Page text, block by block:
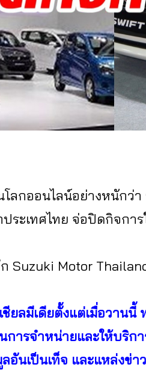
โลกออนไลน์อย่างหนักว่า
ะเทศไทย จ่อปิดกิจกา
Suzuki Motor
ยลมีเดียตั้งแต่เมื่อวาน
ารจำหน่ายและให้บริก
อันเป็นเท็จ และแหล่งข่